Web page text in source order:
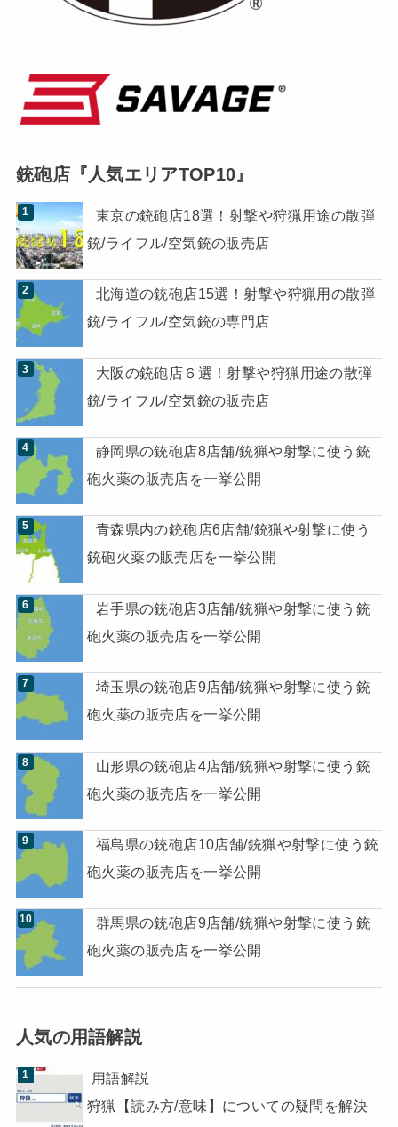
銃砲店『人気エリアTOP10』
東京の銃砲店18選！射撃や狩猟用途の散弾
銃/ライフル/空気銃の販売店
北海道の銃砲店15選！射撃や狩猟用の散弾
銃/ライフル/空気銃の専門店
大阪の銃砲店６選！射撃や狩猟用途の散弾
銃/ライフル/空気銃の販売店
静岡県の銃砲店8店舗/銃猟や射撃に使う銃
砲火薬の販売店を一挙公開
青森県内の銃砲店6店舗/銃猟や射撃に使う
銃砲火薬の販売店を一挙公開
岩手県の銃砲店3店舗/銃猟や射撃に使う銃
砲火薬の販売店を一挙公開
埼玉県の銃砲店9店舗/銃猟や射撃に使う銃
砲火薬の販売店を一挙公開
山形県の銃砲店4店舗/銃猟や射撃に使う銃
砲火薬の販売店を一挙公開
福島県の銃砲店10店舗/銃猟や射撃に使う銃
砲火薬の販売店を一挙公開
群馬県の銃砲店9店舗/銃猟や射撃に使う銃
砲火薬の販売店を一挙公開
人気の用語解説
用語解説
狩猟【読み方/意味】についての疑問を解決